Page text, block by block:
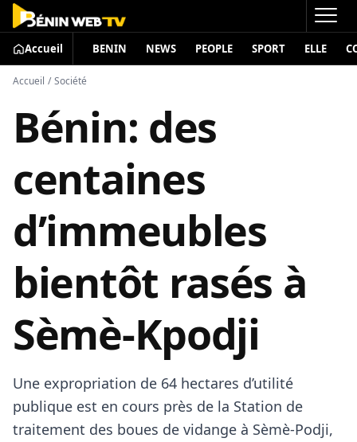
Accueil BENIN NEWS PEOPLE SPORT ELLE
Accueil / Société
Bénin: des
centaines
d’immeubles
bientôt rasés à
Sèmè-Kpodji
Une expropriation de 64 hectares d’utilité
publique est en cours près de la Station de
traitement des boues de vidange à Sèmè-Podji,